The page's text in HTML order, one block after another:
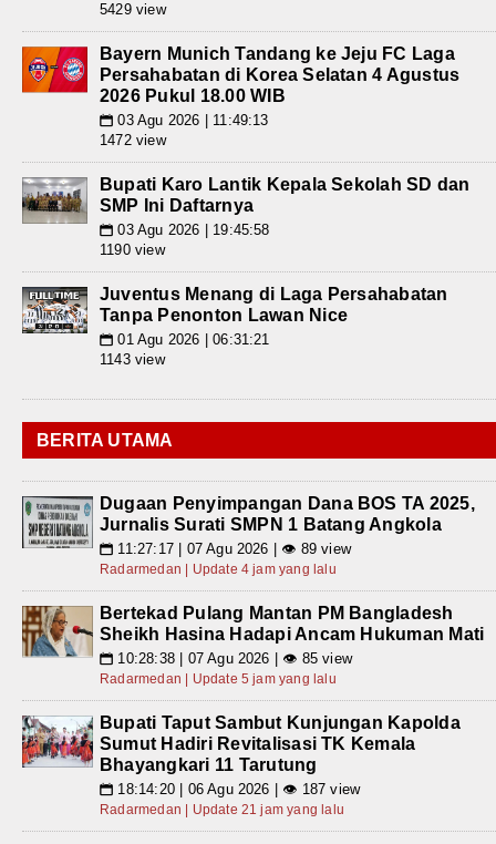
5429 view
Bayern Munich Tandang ke Jeju FC Laga
Persahabatan di Korea Selatan 4 Agustus
2026 Pukul 18.00 WIB
📅 03 Agu 2026 | 11:49:13
1472 view
Bupati Karo Lantik Kepala Sekolah SD dan
SMP Ini Daftarnya
📅 03 Agu 2026 | 19:45:58
1190 view
Juventus Menang di Laga Persahabatan
Tanpa Penonton Lawan Nice
📅 01 Agu 2026 | 06:31:21
1143 view
BERITA UTAMA
Dugaan Penyimpangan Dana BOS TA 2025,
Jurnalis Surati SMPN 1 Batang Angkola
📅 11:27:17 | 07 Agu 2026 | 👁 89 view
Radarmedan | Update 4 jam yang lalu
Bertekad Pulang Mantan PM Bangladesh
Sheikh Hasina Hadapi Ancam Hukuman Mati
📅 10:28:38 | 07 Agu 2026 | 👁 85 view
Radarmedan | Update 5 jam yang lalu
Bupati Taput Sambut Kunjungan Kapolda
Sumut Hadiri Revitalisasi TK Kemala
Bhayangkari 11 Tarutung
📅 18:14:20 | 06 Agu 2026 | 👁 187 view
Radarmedan | Update 21 jam yang lalu